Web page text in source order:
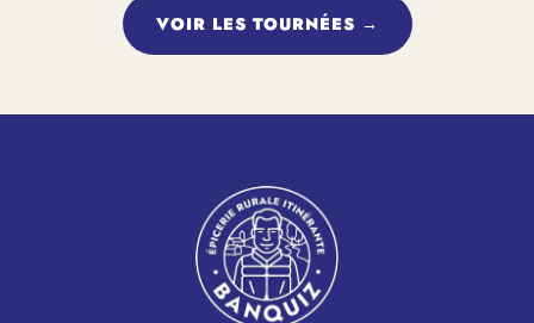
VOIR LES TOURNÉES →